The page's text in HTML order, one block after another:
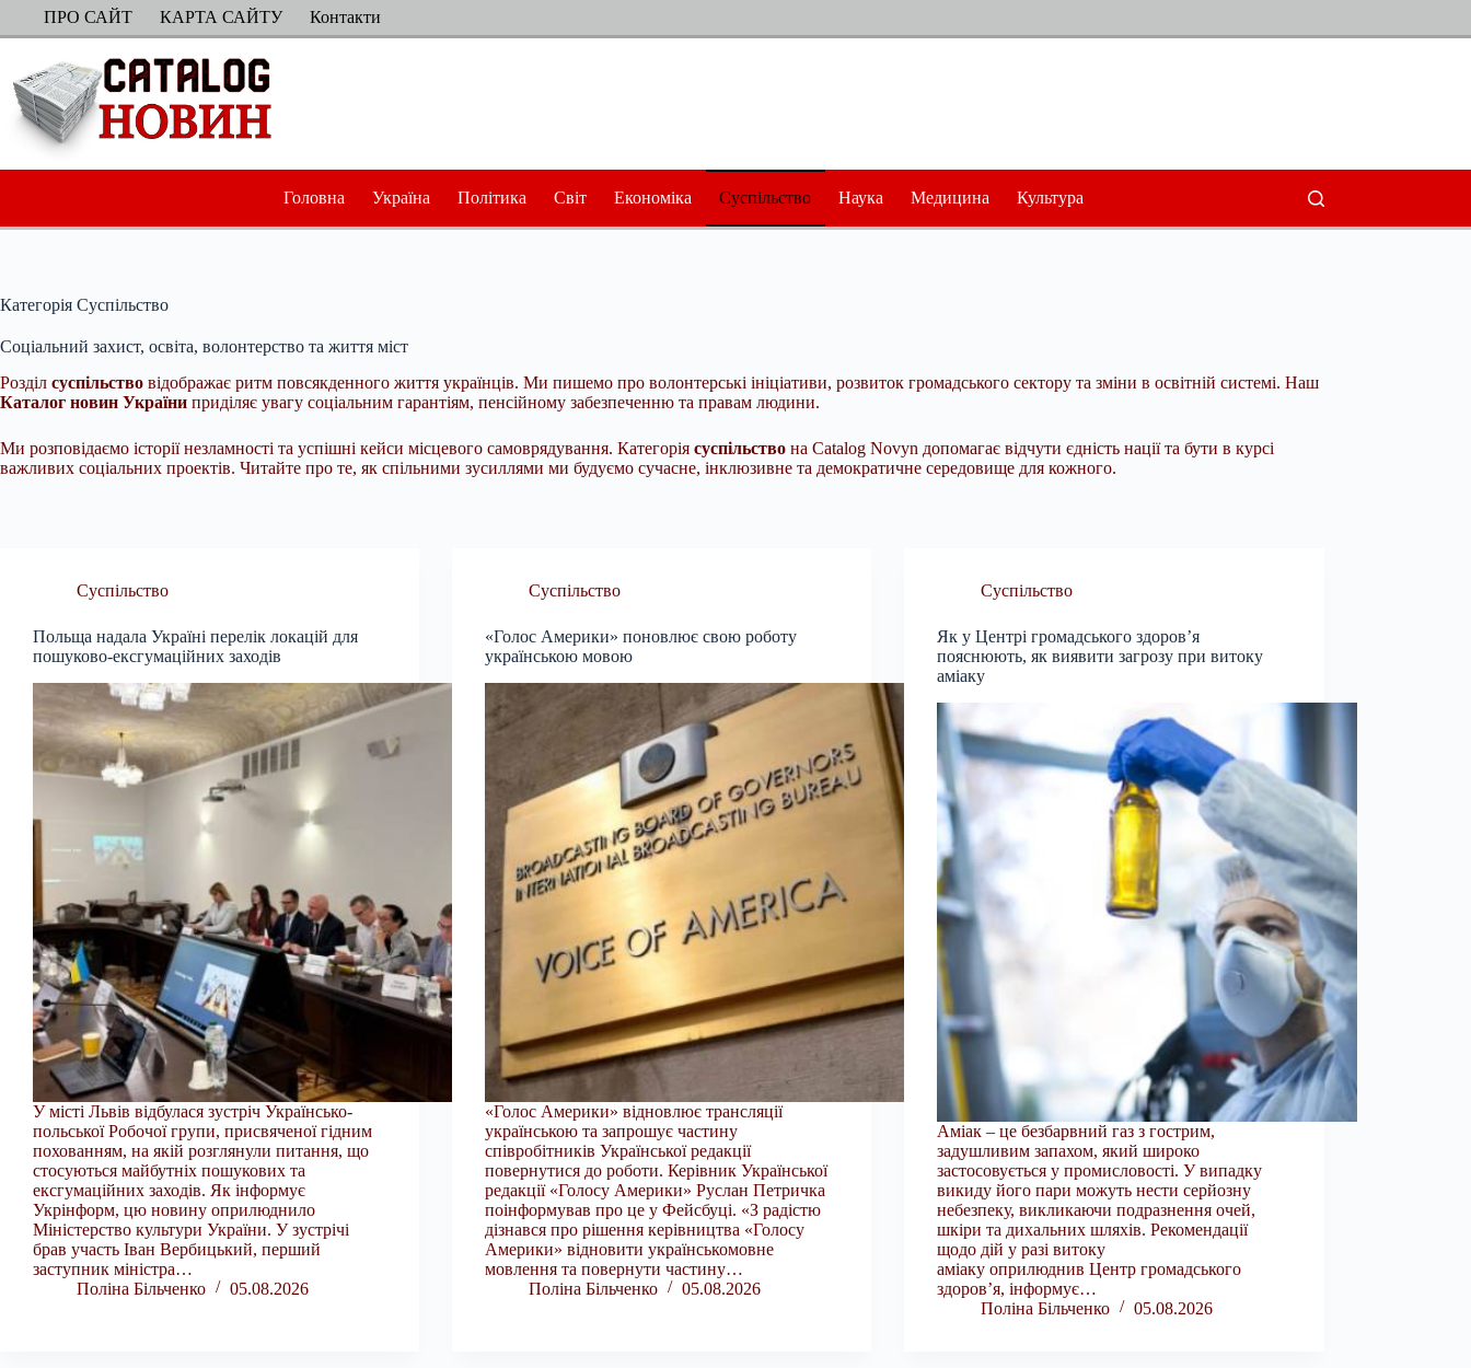
ПерейтиПРО САЙТ КАРТА САЙТУ Контакти
Головна Україна Політика Світ Економіка Суспільство Наука Медицина Культура
Категорія Суспільство
Соціальний захист, освіта, волонтерство та життя міст
Розділ суспільство відображає ритм повсякденного життя українців. Ми пишемо про волонтерські ініціативи, розвиток громадського сектору та зміни в освітній системі. Наш
Каталог новин України приділяє увагу соціальним гарантіям, пенсійному забезпеченню та правам людини.
Ми розповідаємо історії незламності та успішні кейси місцевого самоврядування. Категорія суспільство на Catalog Novyn допомагає відчути єдність нації та бути в курсі
важливих соціальних проектів. Читайте про те, як спільними зусиллями ми будуємо сучасне, інклюзивне та демократичне середовище для кожного.
Суспільство
Польща надала Україні перелік локацій для
пошуково-ексгумаційних заходів
У місті Львів відбулася зустріч Українсько-
польської Робочої групи, присвяченої гідним
похованням, на якій розглянули питання, що
стосуються майбутніх пошукових та
ексгумаційних заходів. Як інформує
Укрінформ, цю новину оприлюднило
Міністерство культури України. У зустрічі
брав участь Іван Вербицький, перший
заступник міністра…
Поліна Більченко
05.08.2026
Суспільство
«Голос Америки» поновлює свою роботу
українською мовою
«Голос Америки» відновлює трансляції
українською та запрошує частину
співробітників Української редакції
повернутися до роботи. Керівник Української
редакції «Голосу Америки» Руслан Петричка
поінформував про це у Фейсбуці. «З радістю
дізнався про рішення керівництва «Голосу
Америки» відновити українськомовне
мовлення та повернути частину…
Поліна Більченко
05.08.2026
Суспільство
Як у Центрі громадського здоров’я
пояснюють, як виявити загрозу при витоку
аміаку
Аміак – це безбарвний газ з гострим,
задушливим запахом, який широко
застосовується у промисловості. У випадку
викиду його пари можуть нести серйозну
небезпеку, викликаючи подразнення очей,
шкіри та дихальних шляхів. Рекомендації
щодо дій у разі витоку
аміаку оприлюднив Центр громадського
здоров’я, інформує…
Поліна Більченко
05.08.2026